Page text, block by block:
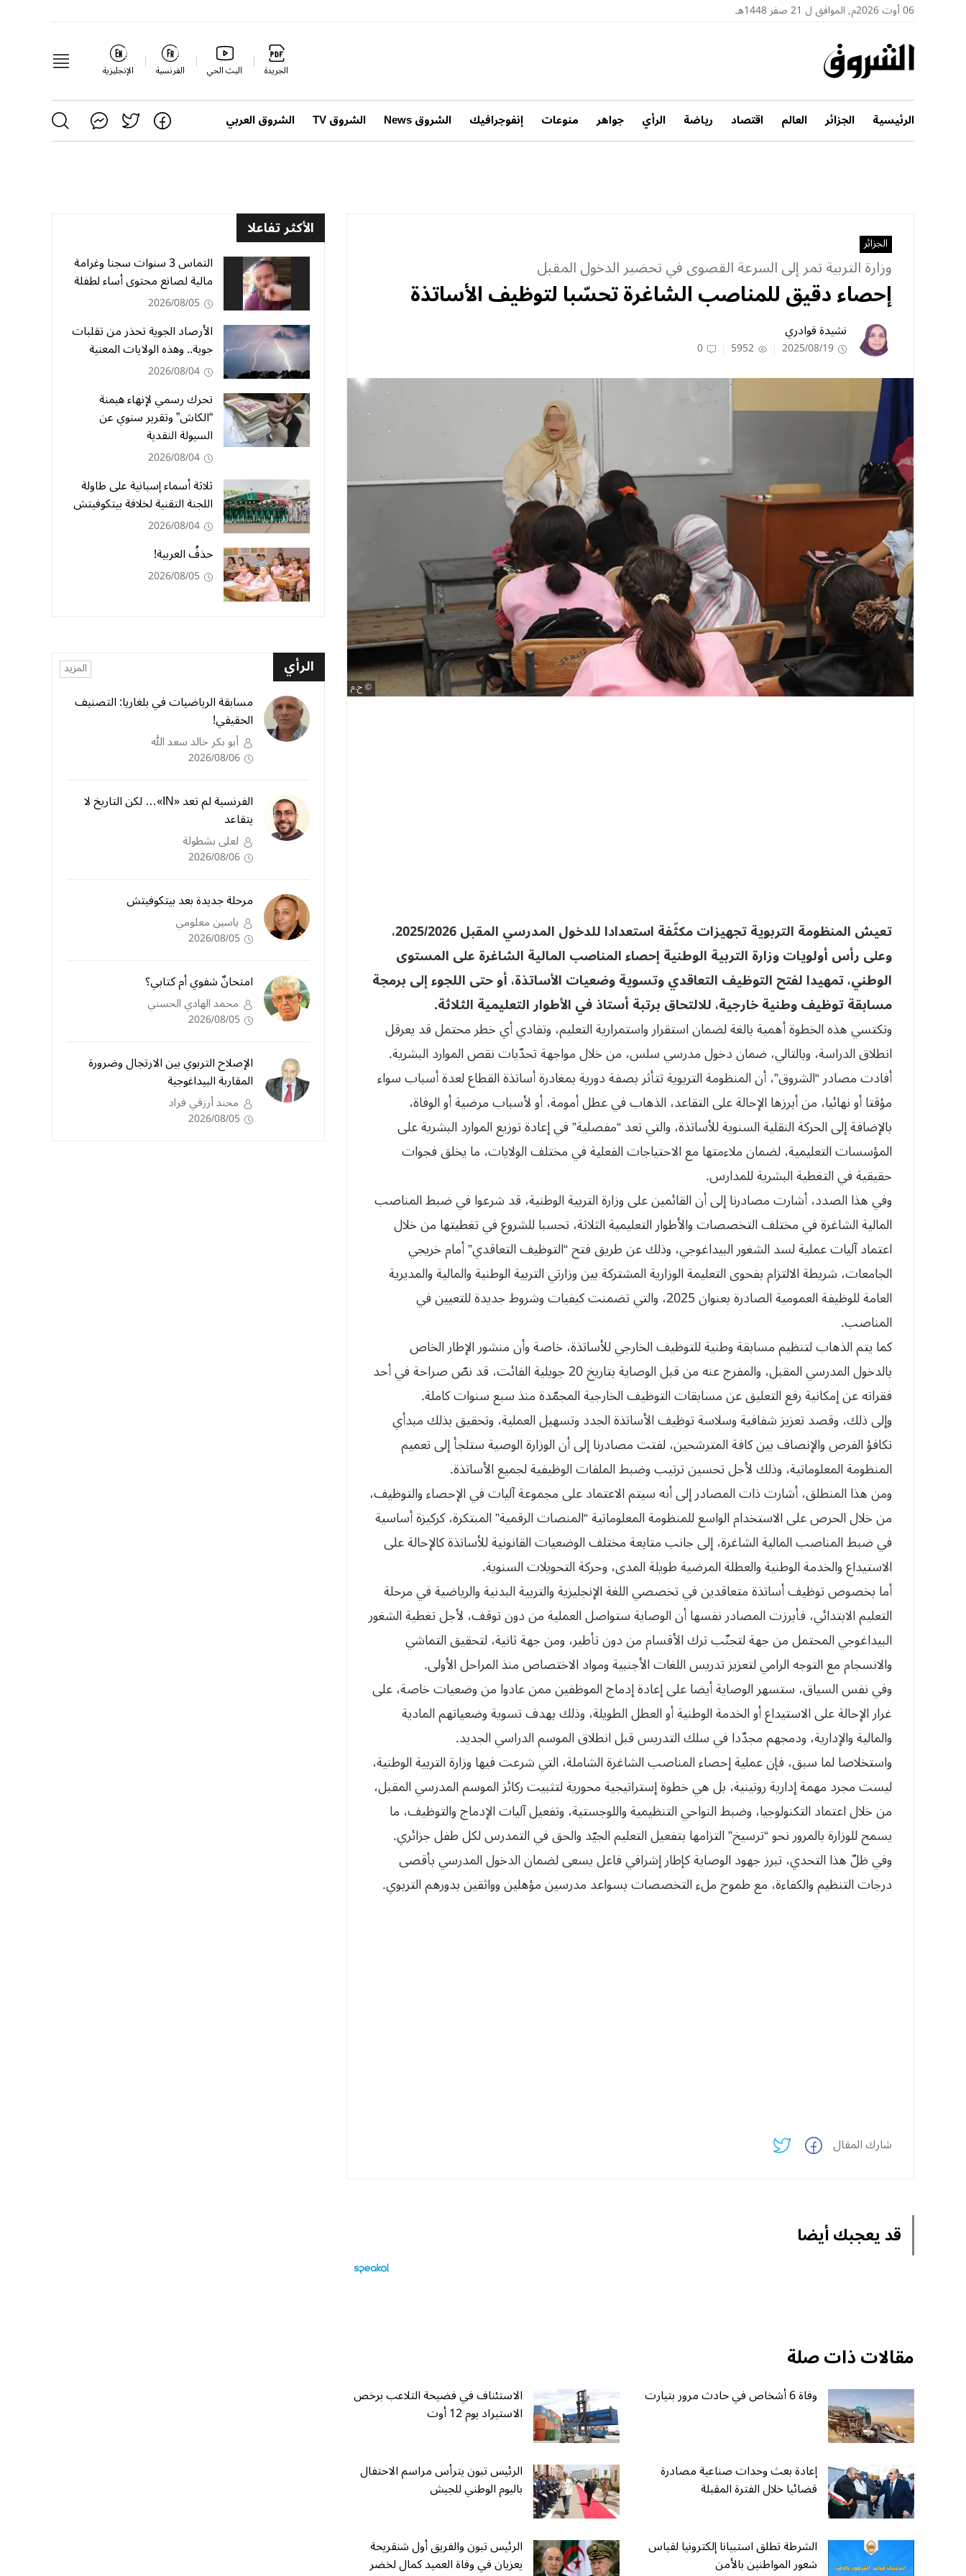
06 أوت 2026م, الموافق ل 21 صفر 1448هـ
الجريدة البث الحي الفرنسية الإنجليزية
الرئيسية الجزائر العالم اقتصاد رياضة الرأي جواهر منوعات إنفوجرافيك الشروق News الشروق TV الشروق العربي
الجزائر
وزارة التربية تمر إلى السرعة القصوى في تحضير الدخول المقبل
إحصاء دقيق للمناصب الشاغرة تحسّبا لتوظيف الأساتذة
نشيدة قوادري
2025/08/19
5952
0
ح.م
تعيش المنظومة التربوية تجهيزات مكثّفة استعدادا للدخول المدرسي المقبل 2025/2026،
وعلى رأس أولويات وزارة التربية الوطنية إحصاء المناصب المالية الشاغرة على المستوى
الوطني، تمهيدا لفتح التوظيف التعاقدي وتسوية وضعيات الأساتذة، أو حتى اللجوء إلى برمجة
مسابقة توظيف وطنية خارجية، للالتحاق برتبة أستاذ في الأطوار التعليمية الثلاثة.
وتكتسي هذه الخطوة أهمية بالغة لضمان استقرار واستمرارية التعليم، وتفادي أي خطر محتمل قد يعرقل
انطلاق الدراسة، وبالتالي، ضمان دخول مدرسي سلس، من خلال مواجهة تحدّيات نقص الموارد البشرية.
أفادت مصادر “الشروق”، أن المنظومة التربوية تتأثر بصفة دورية بمغادرة أساتذة القطاع لعدة أسباب سواء
مؤقتا أو نهائيا، من أبرزها الإحالة على التقاعد، الذهاب في عطل أمومة، أو لأسباب مرضية أو الوفاة،
بالإضافة إلى الحركة النقلية السنوية للأساتذة، والتي تعد “مفصلية” في إعادة توزيع الموارد البشرية على
المؤسسات التعليمية، لضمان ملاءمتها مع الاحتياجات الفعلية في مختلف الولايات، ما يخلق فجوات
حقيقية في التغطية البشرية للمدارس.
وفي هذا الصدد، أشارت مصادرنا إلى أن القائمين على وزارة التربية الوطنية، قد شرعوا في ضبط المناصب
المالية الشاغرة في مختلف التخصصات والأطوار التعليمية الثلاثة، تحسبا للشروع في تغطيتها من خلال
اعتماد آليات عملية لسد الشغور البيداغوجي، وذلك عن طريق فتح “التوظيف التعاقدي” أمام خريجي
الجامعات، شريطة الالتزام بفحوى التعليمة الوزارية المشتركة بين وزارتي التربية الوطنية والمالية والمديرية
العامة للوظيفة العمومية الصادرة بعنوان 2025، والتي تضمنت كيفيات وشروط جديدة للتعيين في
المناصب.
كما يتم الذهاب لتنظيم مسابقة وطنية للتوظيف الخارجي للأساتذة، خاصة وأن منشور الإطار الخاص
بالدخول المدرسي المقبل، والمفرج عنه من قبل الوصاية بتاريخ 20 جويلية الفائت، قد نصّ صراحة في أحد
فقراته عن إمكانية رفع التعليق عن مسابقات التوظيف الخارجية المجمّدة منذ سبع سنوات كاملة.
وإلى ذلك، وقصد تعزيز شفافية وسلاسة توظيف الأساتذة الجدد وتسهيل العملية، وتحقيق بذلك مبدأي
تكافؤ الفرص والإنصاف بين كافة المترشحين، لفتت مصادرنا إلى أن الوزارة الوصية ستلجأ إلى تعميم
المنظومة المعلوماتية، وذلك لأجل تحسين ترتيب وضبط الملفات الوظيفية لجميع الأساتذة.
ومن هذا المنطلق، أشارت ذات المصادر إلى أنه سيتم الاعتماد على مجموعة آليات في الإحصاء والتوظيف،
من خلال الحرص على الاستخدام الواسع للمنظومة المعلوماتية “المنصات الرقمية” المبتكرة، كركيزة أساسية
في ضبط المناصب المالية الشاغرة، إلى جانب متابعة مختلف الوضعيات القانونية للأساتذة كالإحالة على
الاستيداع والخدمة الوطنية والعطلة المرضية طويلة المدى، وحركة التحويلات السنوية.
أما بخصوص توظيف أساتذة متعاقدين في تخصصي اللغة الإنجليزية والتربية البدنية والرياضية في مرحلة
التعليم الابتدائي، فأبرزت المصادر نفسها أن الوصاية ستواصل العملية من دون توقف، لأجل تغطية الشغور
البيداغوجي المحتمل من جهة لتجنّب ترك الأقسام من دون تأطير، ومن جهة ثانية، لتحقيق التماشي
والانسجام مع التوجه الرامي لتعزيز تدريس اللغات الأجنبية ومواد الاختصاص منذ المراحل الأولى.
وفي نفس السياق، ستسهر الوصاية أيضا على إعادة إدماج الموظفين ممن عادوا من وضعيات خاصة، على
غرار الإحالة على الاستيداع أو الخدمة الوطنية أو العطل الطويلة، وذلك بهدف تسوية وضعياتهم المادية
والمالية والإدارية، ودمجهم مجدّدا في سلك التدريس قبل انطلاق الموسم الدراسي الجديد.
واستخلاصا لما سبق، فإن عملية إحصاء المناصب الشاغرة الشاملة، التي شرعت فيها وزارة التربية الوطنية،
ليست مجرد مهمة إدارية روتينية، بل هي خطوة إستراتيجية محورية لتثبيت ركائز الموسم المدرسي المقبل،
من خلال اعتماد التكنولوجيا، وضبط النواحي التنظيمية واللوجستية، وتفعيل آليات الإدماج والتوظيف، ما
يسمح للوزارة بالمرور نحو “ترسيخ” التزامها بتفعيل التعليم الجيّد والحق في التمدرس لكل طفل جزائري.
وفي ظلّ هذا التحدي، تبرز جهود الوصاية كإطار إشرافي فاعل يسعى لضمان الدخول المدرسي بأقصى
درجات التنظيم والكفاءة، مع طموح ملء التخصصات بسواعد مدرسين مؤهلين وواثقين بدورهم التربوي.
شارك المقال
قد يعجبك أيضا
مقالات ذات صلة
وفاة 6 أشخاص في حادث مرور بتيارت الاستئناف في فضيحة التلاعب برخص
الاستيراد يوم 12 أوت
إعادة بعث وحدات صناعية مصادرة
قضائيا خلال الفترة المقبلة
الرئيس تبون يترأس مراسم الاحتفال
باليوم الوطني للجيش
الشرطة تطلق استبيانا إلكترونيا لقياس
شعور المواطنين بالأمن
الرئيس تبون والفريق أول شنقريحة
يعزيان في وفاة العميد كمال لخضر
الأكثر تفاعلا
التماس 3 سنوات سجنا وغرامة
مالية لصانع محتوى أساء لطفلة
2026/08/05
الأرصاد الجوية تحذر من تقلبات
جوية.. وهذه الولايات المعنية
2026/08/04
تحرك رسمي لإنهاء هيمنة
“الكاش” وتقرير سنوي عن
السيولة النقدية
2026/08/04
ثلاثة أسماء إسبانية على طاولة
اللجنة التقنية لخلافة بيتكوفيتش
2026/08/04
حذفُ العربية!
2026/08/05
الرأي المزيد
مسابقة الرياضيات في بلغاريا: التصنيف
الحقيقي!
أبو بكر خالد سعد الله
2026/08/06
الفرنسية لم تعد «IN»… لكن التاريخ لا
يتقاعد
لعلى بشطولة
2026/08/06
مرحلة جديدة بعد بيتكوفيتش
ياسين معلومي
2026/08/05
امتحانٌ شفوي أم كتابي؟
محمد الهادي الحسني
2026/08/05
الإصلاح التربوي بين الارتجال وضرورة
المقاربة البيداغوجية
محند أرزقي فراد
2026/08/05